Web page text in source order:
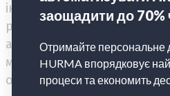
інтегрована у всі ключові
рекрутингу до утримання
автоматичному збору та
можна легко побачити
оперативно реагувати на